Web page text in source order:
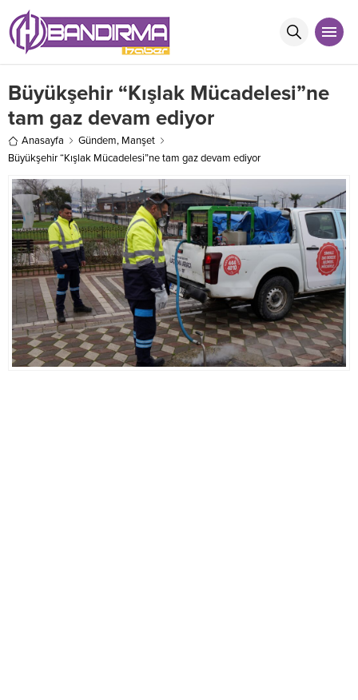
Büyükşehir “Kışlak Mücadelesi”ne
tam gaz devam ediyor
Anasayfa Gündem, Manşet
Büyükşehir “Kışlak Mücadelesi”ne tam gaz devam ediyor